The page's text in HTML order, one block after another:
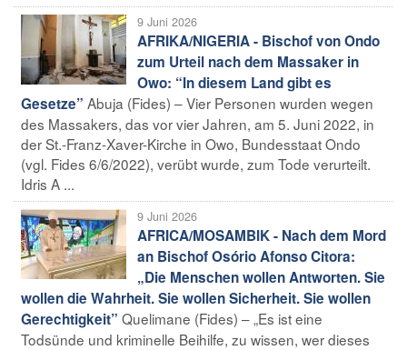
9 Juni 2026
AFRIKA/NIGERIA - Bischof von Ondo
zum Urteil nach dem Massaker in
Owo: “In diesem Land gibt es
Gesetze” Abuja (Fides) – Vier Personen wurden wegen
des Massakers, das vor vier Jahren, am 5. Juni 2022, in
der St.-Franz-Xaver-Kirche in Owo, Bundesstaat Ondo
(vgl. Fides 6/6/2022), verübt wurde, zum Tode verurteilt.
Idris A ...
9 Juni 2026
AFRICA/MOSAMBIK - Nach dem Mord
an Bischof Osório Afonso Citora:
„Die Menschen wollen Antworten. Sie
wollen die Wahrheit. Sie wollen Sicherheit. Sie wollen
Gerechtigkeit” Quelimane (Fides) – „Es ist eine
Todsünde und kriminelle Beihilfe, zu wissen, wer dieses